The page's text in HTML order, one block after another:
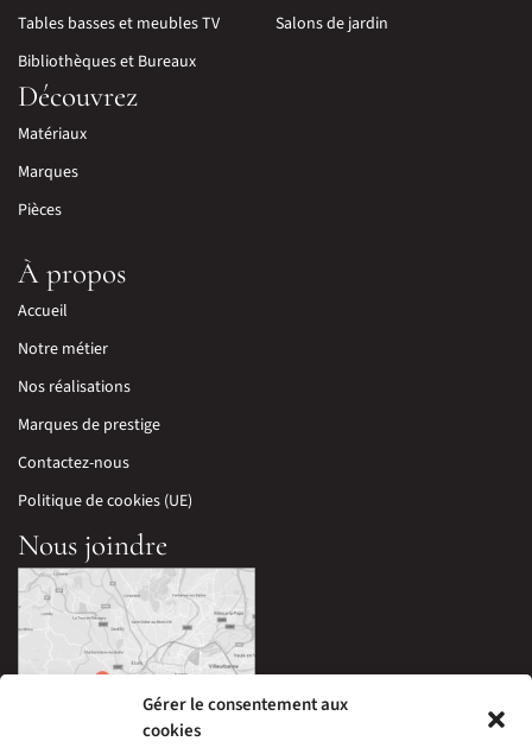
Gérer le consentement aux
cookies
Tables basses et meubles TV
Bibliothèques et Bureaux
Salons de jardin
Découvrez
Matériaux
Marques
Pièces
À propos
Accueil
Notre métier
Nos réalisations
Marques de prestige
Contactez-nous
Politique de cookies (UE)
Nous joindre